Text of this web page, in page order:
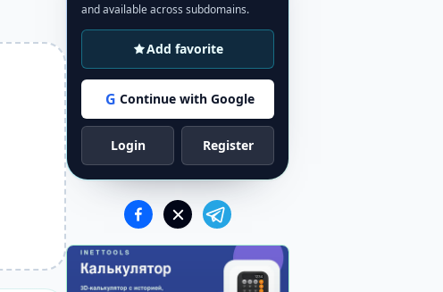
and available across subdomains.
Add favorite
G Continue with Google
Login Register